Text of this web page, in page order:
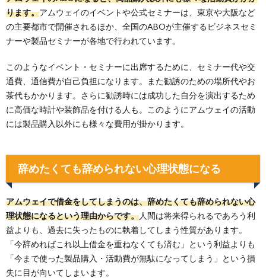
ります。アムウェイのイベントや公式セミナーは、東京や大阪など
の主要都市で開催されるほか、全国のABOが主催するビジネスセミ
ナーや製品セミナーが各地で行われています。
このようなイベント・セミナーに出席するために、セミナー代や交
通費、通信費が自己負担になります。また勧誘のための場所代やお
茶代もかかります。さらに勧誘時には成功した自分を演出するため
に高価な時計や装飾品を付ける人も。このようにアムウェイの活動
には製品購入以外にも様々な費用が掛かります。
辞めたくても辞められない心理状態になる
アムウェイで借金をしてしまうのは、辞めたくても辞められない心
理状態になるという理由からです。人間は将来得られるであろう利
益よりも、過去に失ったものに執着してしまう性質があります。
「今辞めればこれ以上借金を重ねなくても済む」という利益よりも
「今まで使った製品購入・活動費が無駄になってしまう」という損
失に目が向いてしまいます。